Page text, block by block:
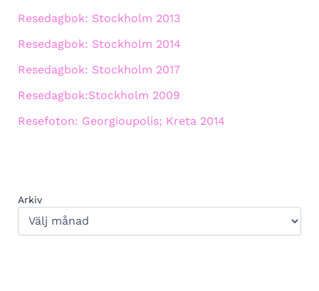
Resedagbok: Stockholm 2013
Resedagbok: Stockholm 2014
Resedagbok: Stockholm 2017
Resedagbok:Stockholm 2009
Resefoton: Georgioupolis; Kreta 2014
Arkiv